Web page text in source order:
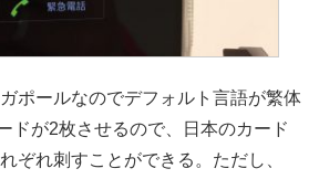
ポールなのでデフォルト言語が繁体
ドが2枚させるので、日本のカード
ぞれ刺すことができる。ただし、